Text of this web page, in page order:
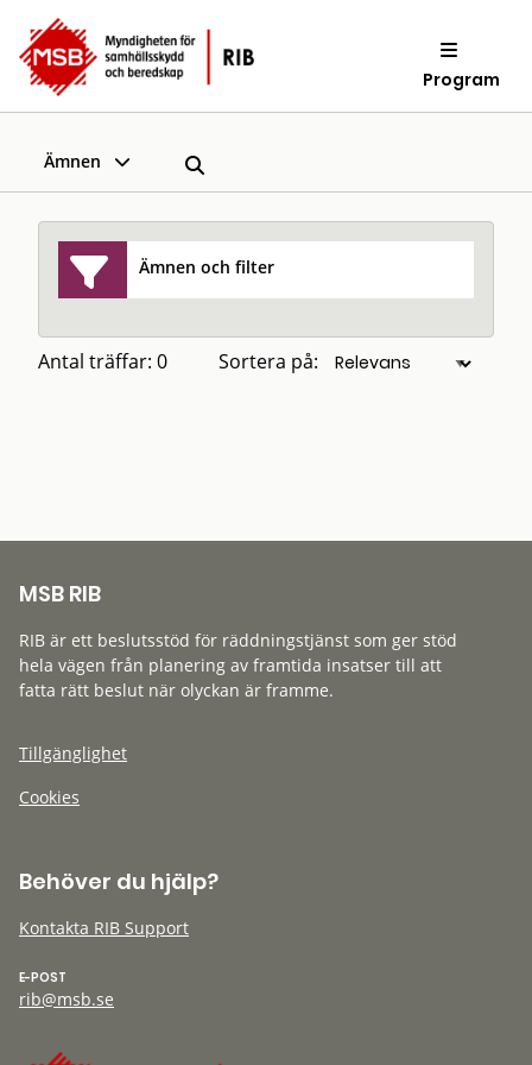
Program
Ämnen
Ämnen och filter
Antal träffar: 0 Sortera på:
MSB RIB
RIB är ett beslutsstöd för räddningstjänst som ger stöd
hela vägen från planering av framtida insatser till att
fatta rätt beslut när olyckan är framme.
Tillgänglighet
Cookies
Behöver du hjälp?
Kontakta RIB Support
E-POST
rib@msb.se